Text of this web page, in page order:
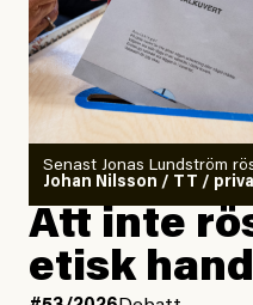
eller dess bakgrund.
Det finns en väldigt
rörelser när det gäller
Antingen har en bevis
ska en gå ut med det så
rörelsen. Eller så har en
och då ska en efterforska
oro inom rörelsen.
Senast Jonas Lundström
Johan Nilsson / TT /
Att inte
etisk